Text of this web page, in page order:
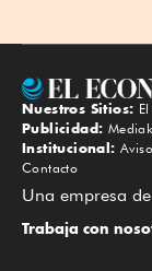
Nuestros Sitios:
Publicidad:
Institucional:
Contacto
Una empresa
Trabaja con